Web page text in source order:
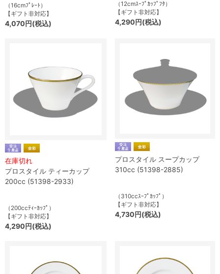
（16cmﾌﾟﾚｰﾄ）
【ギフト非対応】
4,070円(税込)
（12cmｽｰﾌﾟｶｯﾌﾟﾌﾀ）
【ギフト非対応】
4,290円(税込)
在庫切れ
プロスタイル ティーカップ
200cc (51398-2933)
（200ccﾃｨｰｶｯﾌﾟ）
【ギフト非対応】
4,290円(税込)
プロスタイル スープカップ
310cc (51398-2885)
（310ccｽｰﾌﾟｶｯﾌﾟ）
【ギフト非対応】
4,730円(税込)